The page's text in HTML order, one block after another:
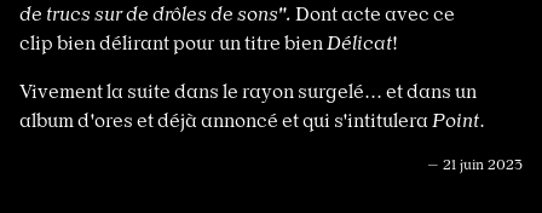
de trucs sur de drôles de sons". Dont acte avec ce
clip bien délirant pour un titre bien Délicat!
Vivement la suite dans le rayon surgelé... et dans un
album d'ores et déjà annoncé et qui s'intitulera Point.
— 21 juin 2023